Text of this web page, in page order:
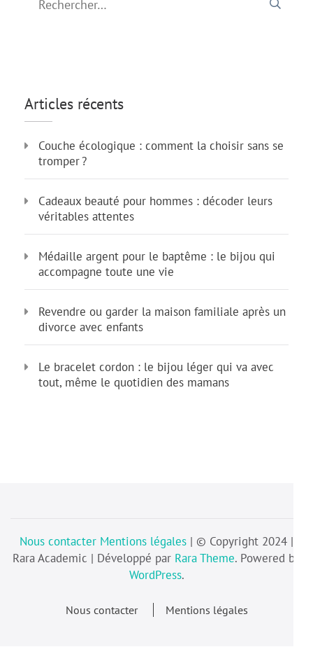
Articles récents
Couche écologique : comment la choisir sans se
tromper ?
Cadeaux beauté pour hommes : décoder leurs
véritables attentes
Médaille argent pour le baptême : le bijou qui
accompagne toute une vie
Revendre ou garder la maison familiale après un
divorce avec enfants
Le bracelet cordon : le bijou léger qui va avec
tout, même le quotidien des mamans
Nous contacter Mentions légales | © Copyright 2024 |
Rara Academic | Développé par Rara Theme. Powered by
WordPress.
Nous contacter Mentions légales